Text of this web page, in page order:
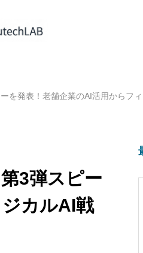
を発表！老舗企業のAI活用からフ
3弾スピー
カルAI戦